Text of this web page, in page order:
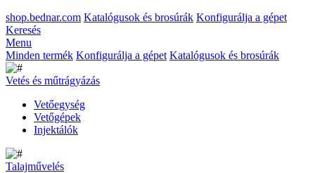
shop.bednar.com Katalógusok és brosúrák Konfigurálja a gépet
Keresés
Menu
Minden termék Konfigurálja a gépet Katalógusok és brosúrák
Vetés és műtrágyázás
Vetőegység
Vetőgépek
Injektálók
Talajművelés